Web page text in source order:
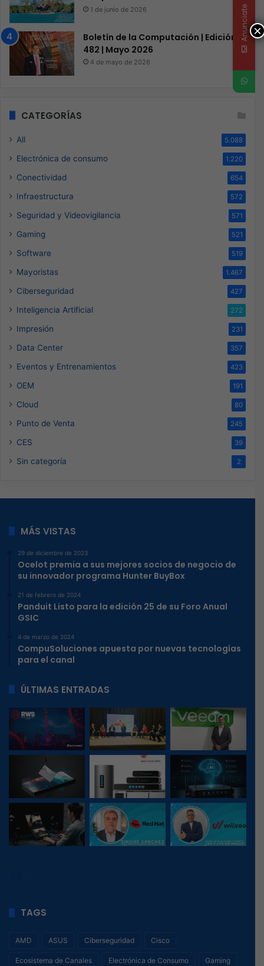
1 de junio de 2026
Boletín de la Computación | Edición
482 | Mayo 2026
4 de mayo de 2026
CATEGORÍAS
All 5.088
Electrónica de consumo 1.220
Conectividad 654
Infraestructura 572
Seguridad y Videovigilancia 571
Gaming 521
Software 519
Mayoristas 1.467
Ciberseguridad 427
Inteligencia Artificial 272
Impresión 231
Data Center 357
Eventos y Entrenamientos 423
OEM 191
Cloud 80
Punto de Venta 245
CES 39
Sin categoría 2
MÁS VISTAS
29 de diciembre de 2023
Ocelot premia a sus mejores socios de negocio de
su innovador programa Hunter BuyBox
21 de febrero de 2024
Panduit Listo para la edición 25 de su Foro Anual
GSIC
4 de marzo de 2024
CompuSoluciones apuesta por nuevas tecnologías
para el canal
ÚLTIMAS ENTRADAS
TAGS
AMD ASUS Ciberseguridad Cisco
Ecosistema de Canales Electrónica de Consumo Gaming
×
Anunciate